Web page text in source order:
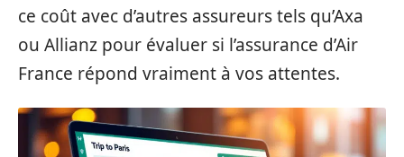
ce coût avec d’autres assureurs tels qu’Axa
ou Allianz pour évaluer si l’assurance d’Air
France répond vraiment à vos attentes.